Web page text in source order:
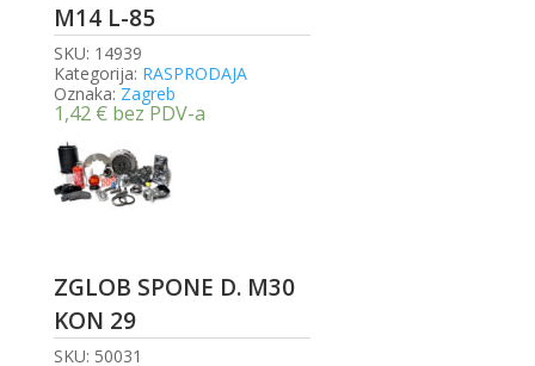
M14 L-85
SKU: 14939
Kategorija: RASPRODAJA
Oznaka: Zagreb
1,42 € bez PDV-a
ZGLOB SPONE D. M30
KON 29
SKU: 50031